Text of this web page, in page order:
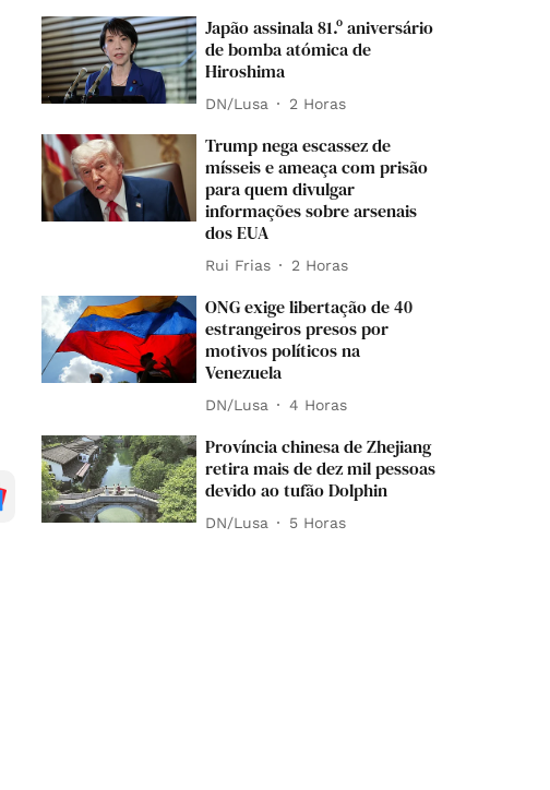
Japão assinala 81.º aniversário
de bomba atómica de
Hiroshima
DN/Lusa 2 Horas
Trump nega escassez de
mísseis e ameaça com prisão
para quem divulgar
informações sobre arsenais
dos EUA
Rui Frias 2 Horas
ONG exige libertação de 40
estrangeiros presos por
motivos políticos na
Venezuela
DN/Lusa 4 Horas
Província chinesa de Zhejiang
retira mais de dez mil pessoas
devido ao tufão Dolphin
DN/Lusa 5 Horas